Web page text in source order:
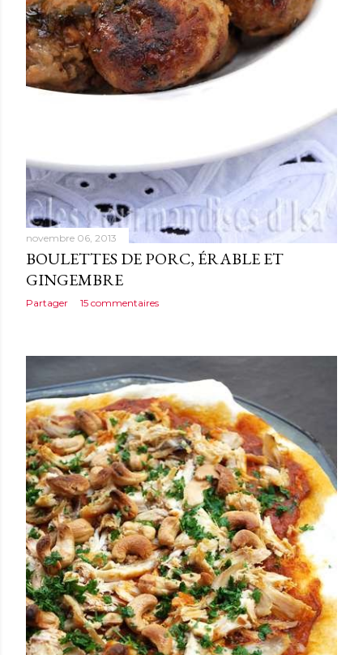
novembre 06, 2013
BOULETTES DE PORC, ÉRABLE ET
GINGEMBRE
Partager 15 commentaires